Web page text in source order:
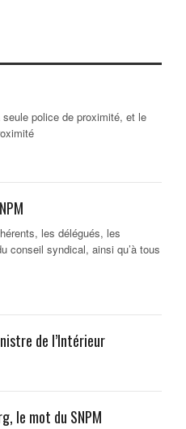
police de proximité, et le
les délégués, les
conseil syndical, ainsi qu’à tous
de l’Intérieur
le mot du SNPM